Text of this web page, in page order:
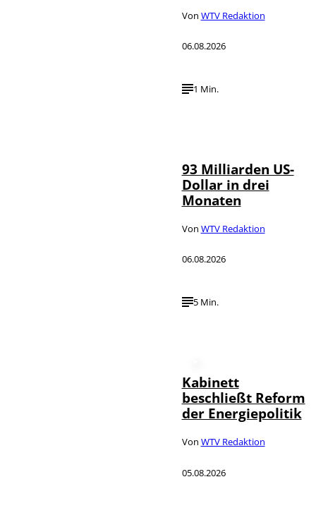
Von WTV Redaktion
06.08.2026
1 Min.
93 Milliarden US-
Dollar in drei
Monaten
Von WTV Redaktion
06.08.2026
5 Min.
Kabinett
beschließt Reform
der Energiepolitik
Von WTV Redaktion
05.08.2026